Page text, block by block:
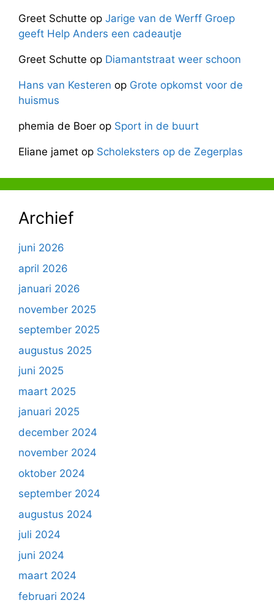
Greet Schutte op Jarige van de Werff Groep
geeft Help Anders een cadeautje
Greet Schutte op Diamantstraat weer schoon
Hans van Kesteren op Grote opkomst voor de
huismus
phemia de Boer op Sport in de buurt
Eliane jamet op Scholeksters op de Zegerplas
Archief
juni 2026
april 2026
januari 2026
november 2025
september 2025
augustus 2025
juni 2025
maart 2025
januari 2025
december 2024
november 2024
oktober 2024
september 2024
augustus 2024
juli 2024
juni 2024
maart 2024
februari 2024